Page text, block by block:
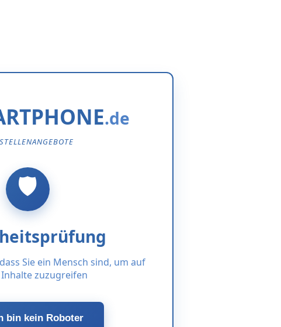
Sie ein Mensch sind, um auf
zuzugreifen
bin kein Roboter